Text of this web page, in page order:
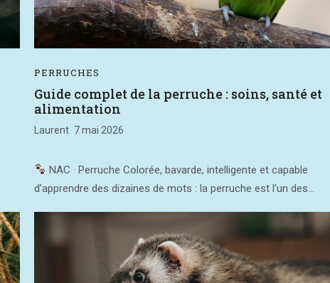
PERRUCHES
Guide complet de la perruche : soins, santé et
alimentation
Laurent 7 mai 2026
NAC · Perruche Colorée, bavarde, intelligente et capable
d’apprendre des dizaines de mots : la perruche est l’un des...